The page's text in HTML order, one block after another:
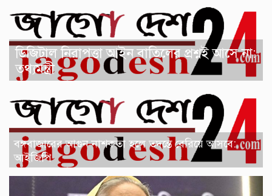
ডিজিটাল নিরাপত্তা আইন বাতিলের প্রশ্নই আসে না:
তথ্যমন্ত্রী
বঙ্গবাজারের আগুন নাশকতা হলে তদন্তে বেরিয়ে আসবে:
আইজিপি